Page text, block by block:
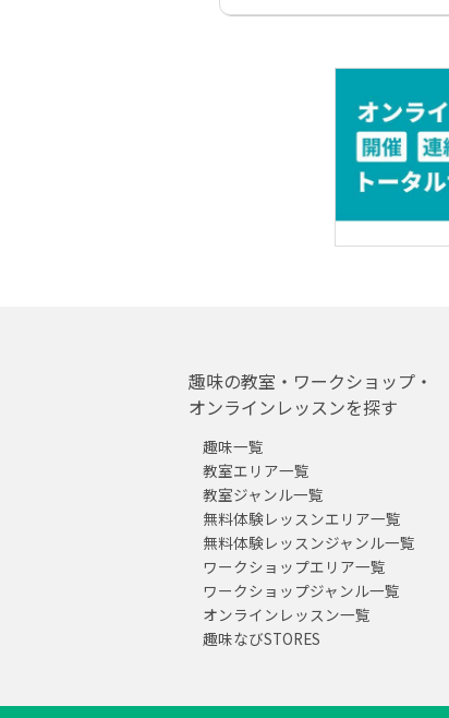
趣味の教室・ワークショップ・
オンラインレッスンを探す
趣味一覧
教室エリア一覧
教室ジャンル一覧
無料体験レッスンエリア一覧
無料体験レッスンジャンル一覧
ワークショップエリア一覧
ワークショップジャンル一覧
オンラインレッスン一覧
趣味なびSTORES